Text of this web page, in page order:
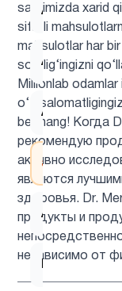
saytimizda xarid
sifatli
mahsulotlar har
sog‘lig‘ingizni
Millionlab
o‘z
bermang! Когда
рекомендую
активно
являются
здоровья. Dr.
продукты и
независимо от
Астахантин
Ашваганда
2